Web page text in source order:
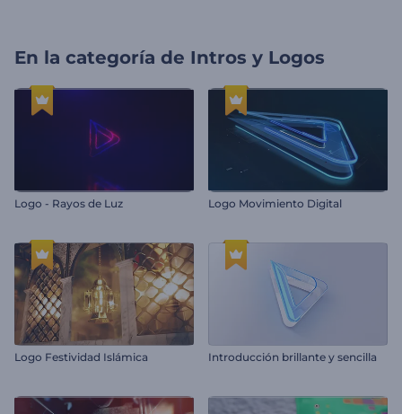
En la categoría de Intros y Logos
Logo - Rayos de Luz Logo Movimiento Digital
Logo Festividad Islámica Introducción brillante y sencilla